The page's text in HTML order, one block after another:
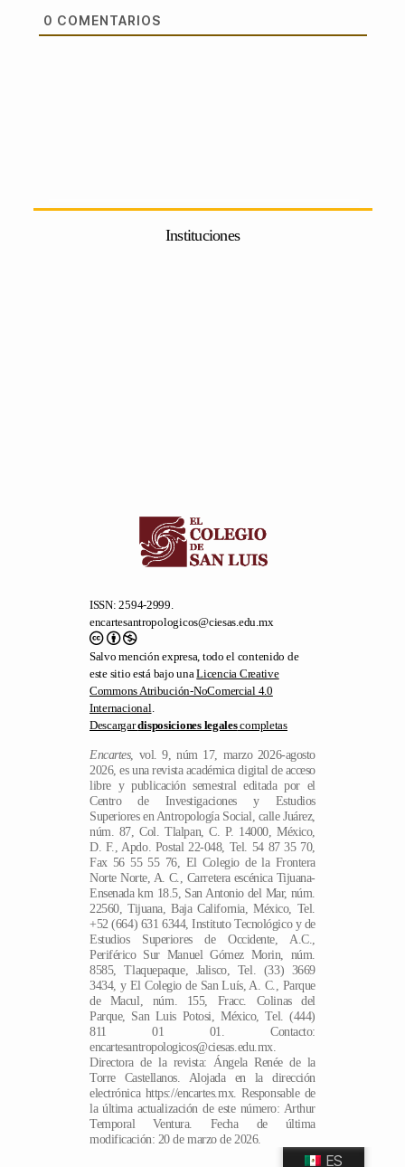
0 COMENTARIOS
Instituciones
ISSN: 2594-2999.
encartesantropologicos@ciesas.edu.mx
Salvo mención expresa, todo el contenido de
este sitio está bajo unaLicencia Creative
Commons Atribución-NoComercial 4.0
Internacional
Descargardisposiciones legalescompletas
Encartes, vol. 9, núm 17, marzo 2026-agosto
2026, es una revista académica digital de acceso
libre y publicación semestral editada por el
Centro de Investigaciones y Estudios
Superiores en Antropología Social, calle Juárez,
núm. 87, Col. Tlalpan, C. P. 14000, México,
D. F., Apdo. Postal 22-048, Tel. 54 87 35 70,
Fax 56 55 55 76, El Colegio de la Frontera
Norte Norte, A. C., Carretera escénica Tijuana-
Ensenada km 18.5, San Antonio del Mar, núm.
22560, Tijuana, Baja California, México, Tel.
+52 (664) 631 6344, Instituto Tecnológico y de
Estudios Superiores de Occidente, A.C.,
Periférico Sur Manuel Gómez Morin, núm.
8585, Tlaquepaque, Jalisco, Tel. (33) 3669
3434, y El Colegio de San Luís, A. C., Parque
de Macul, núm. 155, Fracc. Colinas del
Parque, San Luis Potosi, México, Tel. (444)
811 01 01. Contacto:
encartesantropologicos@ciesas.edu.mx.
Directora de la revista: Ángela Renée de la
Torre Castellanos. Alojada en la dirección
electrónica https://encartes.mx. Responsable de
la última actualización de este número: Arthur
Temporal Ventura. Fecha de última
modificación: 20 de marzo de 2026.
ES